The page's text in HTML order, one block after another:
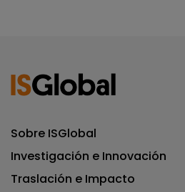
Sobre ISGlobal
Investigación e Innovación
Traslación e Impacto